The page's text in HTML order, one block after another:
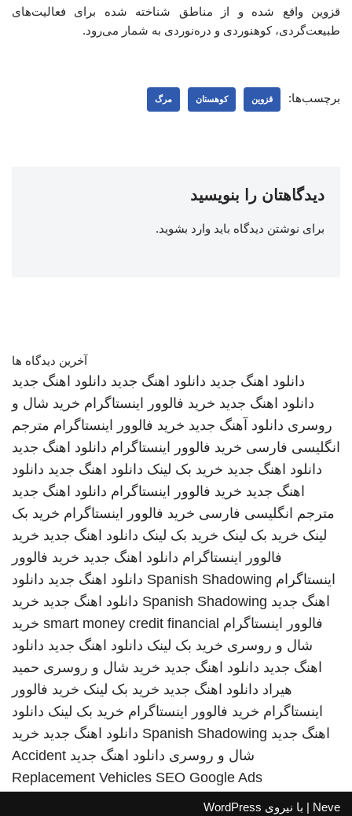
قزوین واقع شده و از مناطق شناخته‌ شده برای فعالیت‌های
طبیعت‌گردی، کوهنوردی و دره‌نوردی به شمار می‌رود.
برچسب‌ها: قزوین کوهستان مرگ
دیدگاهتان را بنویسید
برای نوشتن دیدگاه باید وارد بشوید.
آخرین دیدگاه ها
دانلود اهنگ جدید دانلود اهنگ جدید دانلود اهنگ جدید
دانلود اهنگ جدید خرید فالوور اینستاگرام خرید شال و
روسری دانلود آهنگ جدید خرید فالوور اینستاگرام مترجم
انگلیسی فارسی خرید فالوور اینستاگرام دانلود اهنگ جدید
دانلود اهنگ جدید خرید بک لینک دانلود اهنگ جدید دانلود
اهنگ جدید خرید فالوور اینستاگرام دانلود اهنگ جدید
مترجم انگلیسی فارسی خرید فالوور اینستاگرام خرید بک
لینک خرید بک لینک خرید بک لینک دانلود اهنگ جدید خرید
فالوور اینستاگرام دانلود اهنگ جدید خرید فالوور
اینستاگرام Spanish Shadowing دانلود اهنگ جدید دانلود
اهنگ جدید Spanish Shadowing دانلود اهنگ جدید خرید
فالوور اینستاگرام smart money credit financial خرید
شال و روسری خرید بک لینک دانلود اهنگ جدید دانلود
اهنگ جدید دانلود اهنگ جدید خرید شال و روسری حمید
هیراد دانلود اهنگ جدید خرید بک لینک خرید فالوور
اینستاگرام خرید فالوور اینستاگرام خرید بک لینک دانلود
اهنگ جدید Spanish Shadowing دانلود اهنگ جدید خرید
شال و روسری دانلود اهنگ جدید Accident
Replacement Vehicles SEO Google Ads
Neve | با نیروی WordPress